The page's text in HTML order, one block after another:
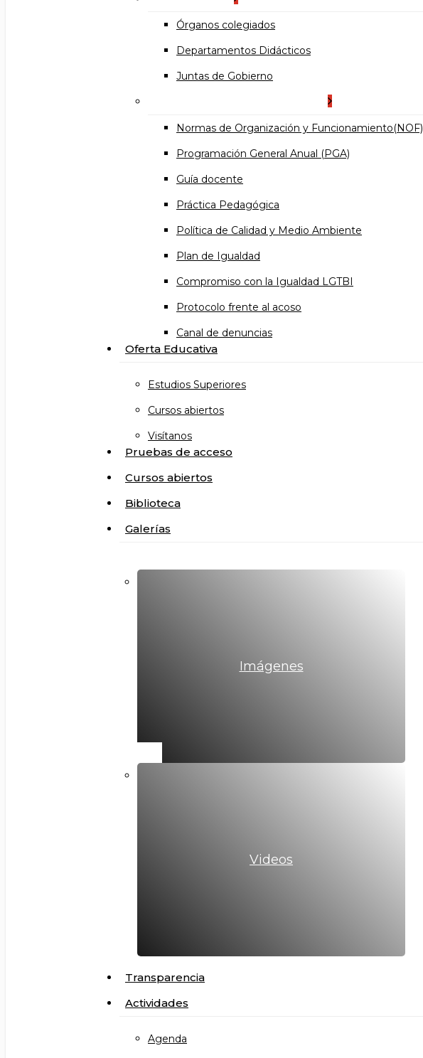
Órganos colegiados
Departamentos Didácticos
Juntas de Gobierno
Normas de Organización y Funcionamiento(NOF)
Programación General Anual (PGA)
Guía docente
Práctica Pedagógica
Política de Calidad y Medio Ambiente
Plan de Igualdad
Compromiso con la Igualdad LGTBI
Protocolo frente al acoso
Canal de denuncias
Oferta Educativa
Estudios Superiores
Cursos abiertos
Visítanos
Pruebas de acceso
Cursos abiertos
Biblioteca
Galerías
Imágenes
Videos
Transparencia
Actividades
Agenda